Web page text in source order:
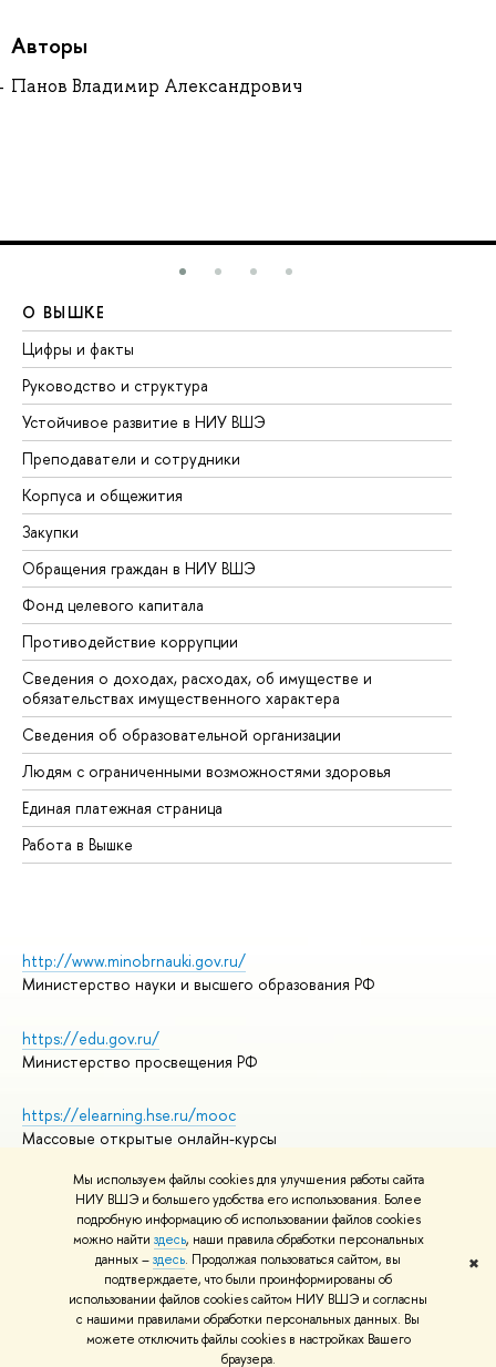
Мы используем файлы cookies для улучшения работы сайта
НИУ ВШЭ и большего удобства его использования. Более
подробную информацию об использовании файлов cookies
можно найти здесь, наши правила обработки персональных
данных –здесь. Продолжая пользоваться сайтом, вы
подтверждаете, что были проинформированы об
использовании файлов cookies сайтом НИУ ВШЭ и согласны
с нашими правилами обработки персональных данных. Вы
можете отключить файлы cookies в настройках Вашего
браузера.
✖
Авторы
Панов Владимир Александрович
О ВЫШКЕ
Цифры и факты
Руководство и структура
Устойчивое развитие в НИУ ВШЭ
Преподаватели и сотрудники
Корпуса и общежития
Закупки
Обращения граждан в НИУ ВШЭ
Фонд целевого капитала
Противодействие коррупции
Сведения о доходах, расходах, об имуществе и
обязательствах имущественного характера
Сведения об образовательной организации
Людям с ограниченными возможностями здоровья
Единая платежная страница
Работа в Вышке
http://www.minobrnauki.gov.ru/
Министерство науки и высшего образования РФ
https://edu.gov.ru/
Министерство просвещения РФ
https://elearning.hse.ru/mooc
Массовые открытые онлайн-курсы
© НИУ ВШЭ 1993–2026
Адреса и контакты
Условия использования материалов
Политика конфиденциальности
Правила применения рекомендательных технологий в НИУ ВШЭ
Карта сайта